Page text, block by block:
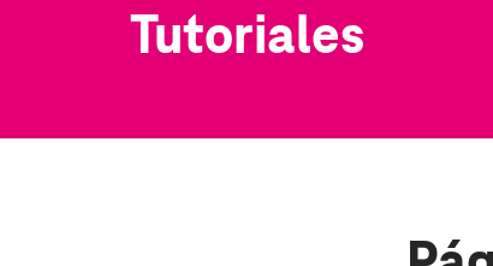
Tutoriales